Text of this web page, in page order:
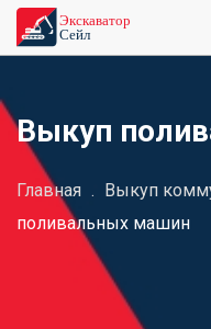
Выкуп
Главная . Выкуп
поливальных машин